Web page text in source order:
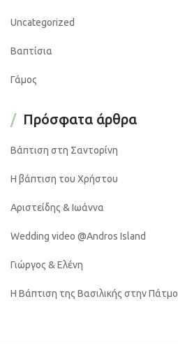
Uncategorized
Βαπτίσια
Γάμος
Πρόσφατα άρθρα
Βάπτιση στη Σαντορίνη
Η βάπτιση του Χρήστου
Αριστείδης & Ιωάννα
Wedding video @Andros Island
Γιώργος & Ελένη
Η Βάπτιση της Βασιλικής στην Πάτμο